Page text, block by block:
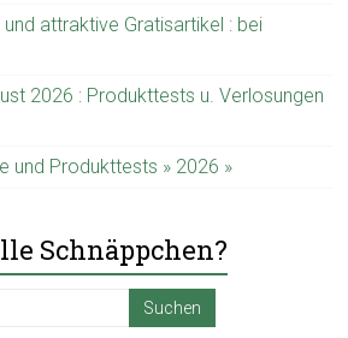
attraktive Gratisartikel : bei
2026 : Produkttests u. Verlosungen
und Produkttests » 2026 »
Schnäppchen?